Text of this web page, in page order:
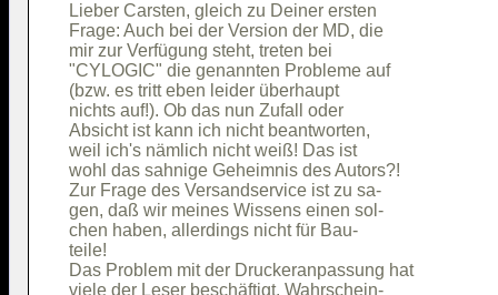
Lieber Carsten, gleich zu Deiner ersten
Frage: Auch bei der Version der MD, die
mir zur Verfügung steht, treten bei
"CYLOGIC" die genannten Probleme auf
(bzw. es tritt eben leider überhaupt
nichts auf!). Ob das nun Zufall oder
Absicht ist kann ich nicht beantworten,
weil ich's nämlich nicht weiß! Das ist
wohl das sahnige Geheimnis des Autors?!
Zur Frage des Versandservice ist zu sa-
gen, daß wir meines Wissens einen sol-
chen haben, allerdings nicht für Bau-
teile!
Das Problem mit der Druckeranpassung hat
viele der Leser beschäftigt. Wahrschein-